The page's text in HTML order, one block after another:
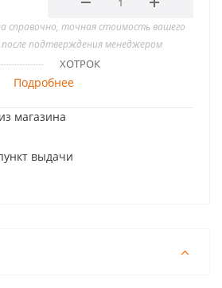
справочно, точная стоимость вашего
после подтверждения менеджером
ХОТРОК
Подробнее
магазина
выдачи